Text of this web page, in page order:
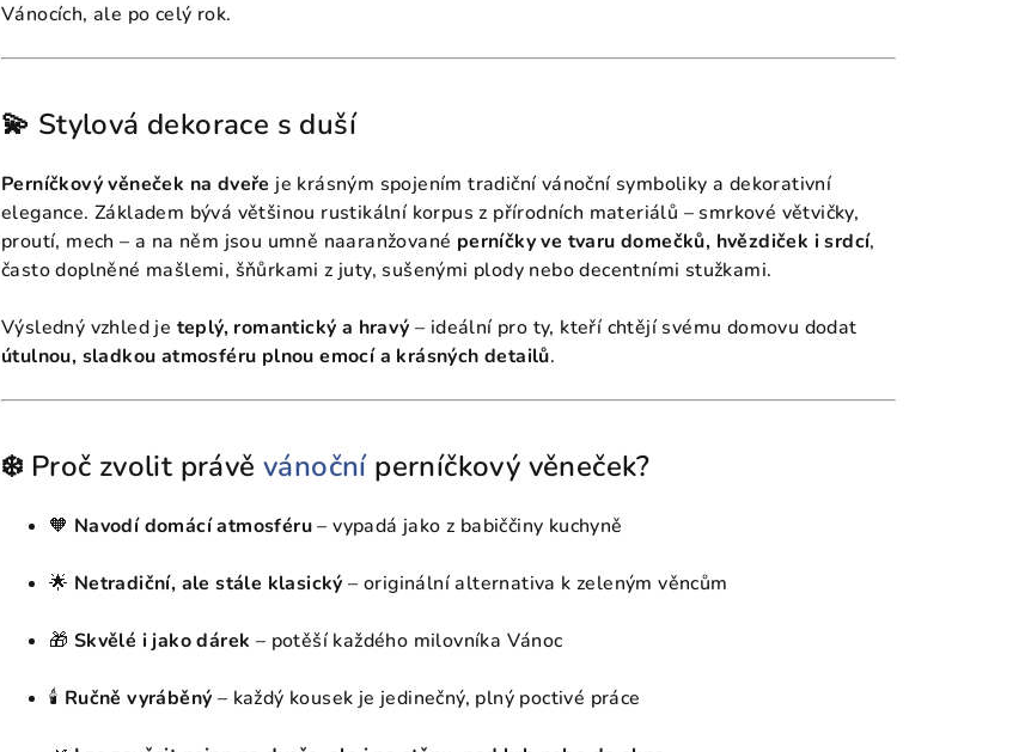
Vánocích, ale po celý rok.
💫 Stylová dekorace s duší
Perníčkový věneček na dveře je krásným spojením tradiční vánoční symboliky a dekorativní
elegance. Základem bývá většinou rustikální korpus z přírodních materiálů – smrkové větvičky,
proutí, mech – a na něm jsou umně naaranžované perníčky ve tvaru domečků, hvězdiček i srdcí,
často doplněné mašlemi, šňůrkami z juty, sušenými plody nebo decentními stužkami.
Výsledný vzhled je teplý, romantický a hravý – ideální pro ty, kteří chtějí svému domovu dodat
útulnou, sladkou atmosféru plnou emocí a krásných detailů.
❄️ Proč zvolit právě vánočníperníčkový věneček?
🧡 Navodí domácí atmosféru– vypadá jako z babiččiny kuchyně
🌟 Netradiční, ale stále klasický – originální alternativa k zeleným věncům
🎁 Skvělé i jako dárek – potěší každého milovníka Vánoc
🕯 Ručně vyráběný – každý kousek je jedinečný, plný poctivé práce